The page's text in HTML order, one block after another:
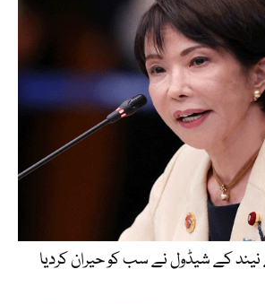
نیند کے شیڈول نے سب کو حیران کردیا